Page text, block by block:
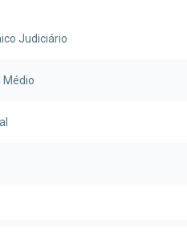
Judiciário
Médio